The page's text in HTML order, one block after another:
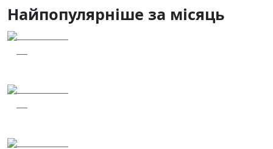
Найпопулярніше за місяць